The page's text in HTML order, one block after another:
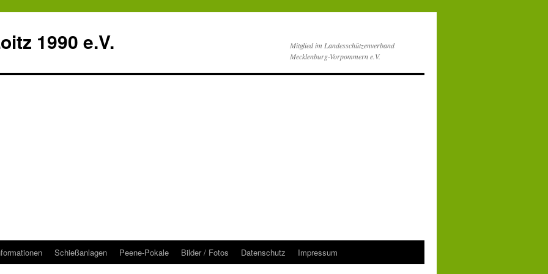
1990 e.V.
Mitglied im Landesschützenverband
Mecklenburg-Vorpommern e.V.
Schießanlagen Peene-Pokale Bilder / Fotos Datenschutz Impressum